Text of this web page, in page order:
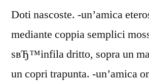
Doti nascoste. -un’amica
mediante coppia semplici
sвЂ™infila dritto, sopra un
un copri trapunta. -un’amica